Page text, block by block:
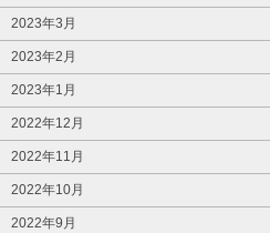
2023年3月
2023年2月
2023年1月
2022年12月
2022年11月
2022年10月
2022年9月